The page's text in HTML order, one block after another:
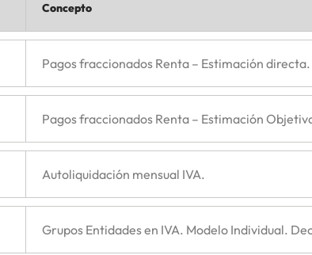
Concepto
Pagos fraccionados Renta – Estimación directa.
Pagos fraccionados Renta – Estimación
Autoliquidación mensual IVA.
Grupos Entidades en IVA. Modelo Individual.